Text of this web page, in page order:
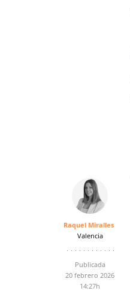
Raquel Miralles
Valencia
Publicada
20 febrero 2026
14:27h